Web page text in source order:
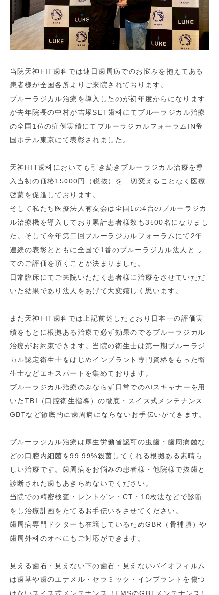
当院天神HIT歯科では連日歯周病でのお悩みを抱えてある
患者様が全国各所よりご来院されております。
ブルーラジカル治療を導入したのが初年度からになります
が去年院長の中村が吉塚SET歯科にてブルーラジカル治療
の全国1位の症例実績にてブルーラジカルフォーラムIN帝
国ホテル東京にて表彰されました。
天神HIT歯科においても引き続きブルーラジカル治療を導
入当初の価格15000円（税抜）を一切変えることなく医療
啓蒙を促進しております。
そして私たち医療法人有友会は全国1の4台のブルーラジカ
ル治療機を導入しており累計患者様数も3500名になりまし
た。そして今年第二回ブルーラジカルフォーラムにて2年
連続の表彰とともに全国で1番のブルーラジカル法人とし
てのご評価を頂くことが決まりました。
日常臨床にてご来院いただく患者様に治療をさせていただ
いた結果であり法人をあげて大変嬉しく思います。
また天神HIT歯科では上記前述したとおり日本一の評価実
績をもとに根拠ある治療で必ず効果のでるブルーラジカル
治療がお約束できます。当院の衛生士は第一期ブルーラジ
カル認定衛生士をはじめインプラント専門資格をもった衛
生士などエキスパートを集めております。
ブルーラジカル治療のみならず日常でのAIスキャナーを用
いたTBI（口腔衛生指導）の徹底・スイス式メンテナンス
GBTなど徹底的に歯周病にならないお手伝いができます。
ブルーラジカル治療は厚生労働省認可の虫歯・歯周病菌な
どの口腔内細菌を99.99%殺菌してくれる根拠ある素晴ら
しい治療です。歯周病をお悩みの患者様・他院様で抜歯と
診断された歯もあきらめないでください。
当院での精密検査・レントゲン・CT・10枚法などで診断
をし治療計画をたてるお手伝いをさせてください。
歯周病専門ドクターも在籍しているためGBR（骨補填）や
歯周外科のオペにもご対応ができます。
見える歯石・見えない下の歯石・見えないバイオフィルム
は歯茎や歯のエナメル・セラミック・インプラントを傷つ
けないスイス式メンテナンス（EMSのGBTメンテナンス）